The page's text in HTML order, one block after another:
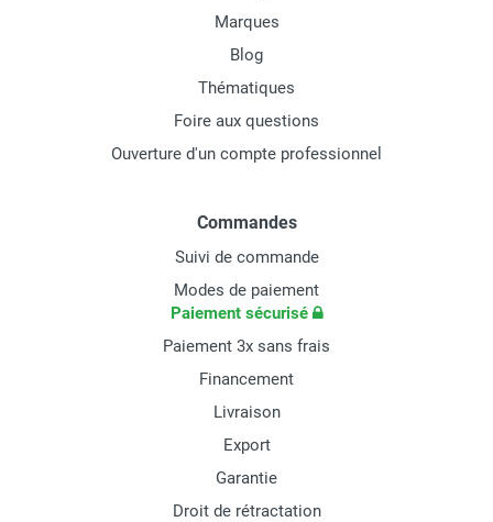
Marques
Blog
Thématiques
Foire aux questions
Ouverture d'un compte professionnel
Commandes
Suivi de commande
Modes de paiement
Paiement sécurisé
Paiement 3x sans frais
Financement
Livraison
Export
Garantie
Droit de rétractation